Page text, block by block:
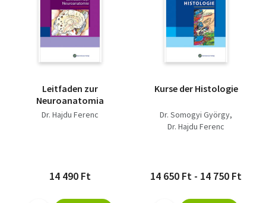
Leitfaden zur
Neuroanatomia
Dr. Hajdu Ferenc
14 490 Ft
Kurse der Histologie
Dr. Somogyi György
Dr. Hajdu Ferenc
14 650 Ft - 14 750 Ft